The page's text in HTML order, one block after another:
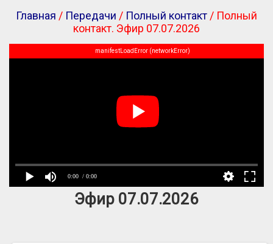
Главная / Передачи / Полный контакт / Полный
контакт. Эфир 07.07.2026
0:00 / 0:00
manifestLoadError (networkError)
Эфир 07.07.2026